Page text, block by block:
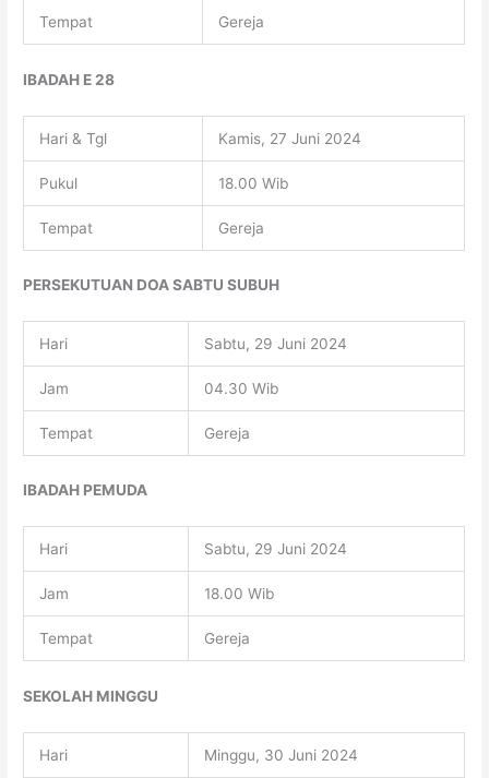
Tempat Gereja
IBADAH E 28
Hari & Tgl Kamis, 27 Juni 2024
Pukul 18.00 Wib
Tempat Gereja
PERSEKUTUAN DOA SABTU SUBUH
Hari Sabtu, 29 Juni 2024
Jam 04.30 Wib
Tempat Gereja
IBADAH PEMUDA
Hari Sabtu, 29 Juni 2024
Jam 18.00 Wib
Tempat Gereja
SEKOLAH MINGGU
Hari Minggu, 30 Juni 2024